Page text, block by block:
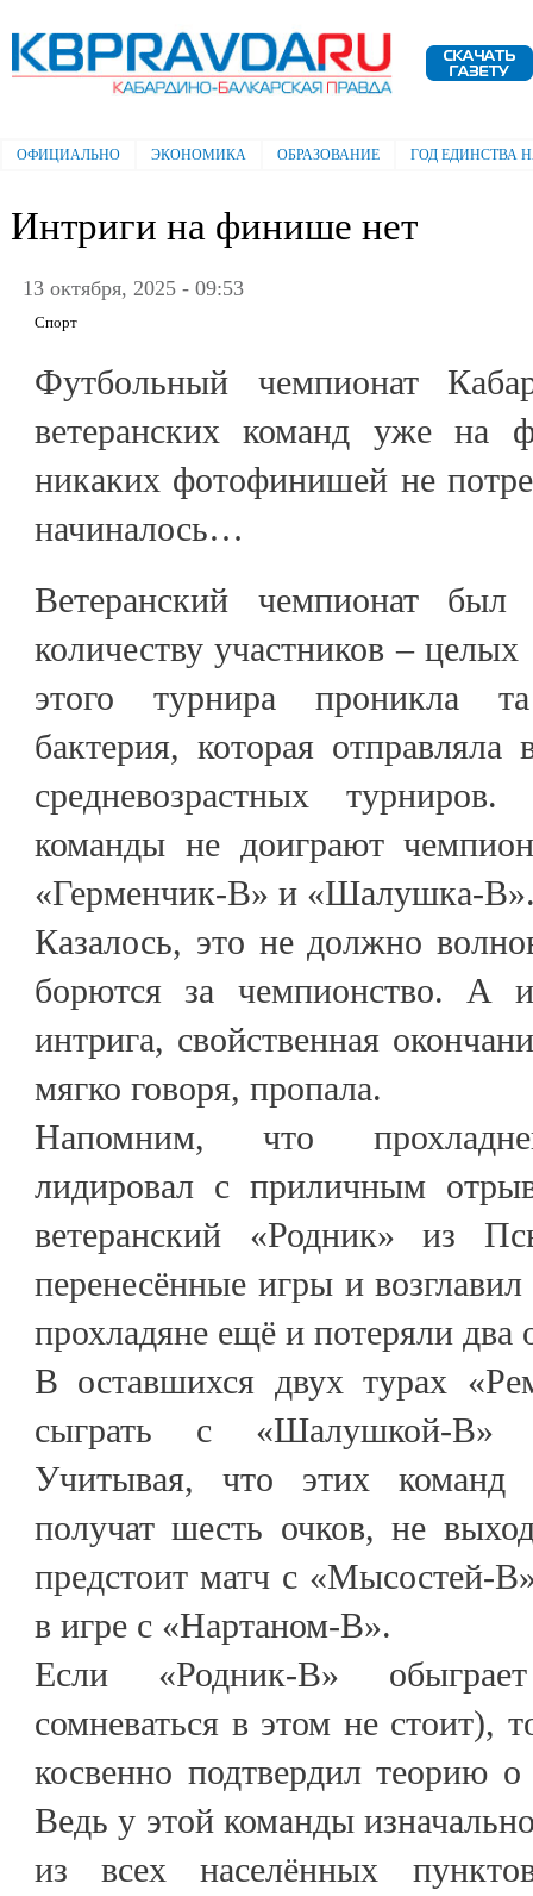
Электронная газета "Кабардино-
Балкарская правда"
Главное меню
ОФИЦИАЛЬНО ЭКОНОМИКА ОБРАЗОВАНИЕ ГОД ЕДИНСТВА
Интриги на финише нет
13 октября, 2025 - 09:53
Спорт
Футбольный чемпионат
ветеранских команд уже на
никаких фотофинишей не
начиналось…
Ветеранский чемпионат
количеству участников –
этого турнира проникла
бактерия, которая
средневозрастных
команды не доиграют
«Герменчик-В» и «Шалушка-
Казалось, это не должно
борются за чемпионство. А
интрига, свойственная
мягко говоря, пропала.
Напомним, что
лидировал с приличным
ветеранский «Родник» из
перенесённые игры и
прохладяне ещё и потеряли два
В оставшихся двух турах
сыграть с «Шалушкой-В»
Учитывая, что этих команд
получат шесть очков, не
предстоит матч с «Мысостей-
в игре с «Нартаном-В».
Если «Родник-В»
сомневаться в этом не стоит),
косвенно подтвердил теорию
Ведь у этой команды
из всех населённых